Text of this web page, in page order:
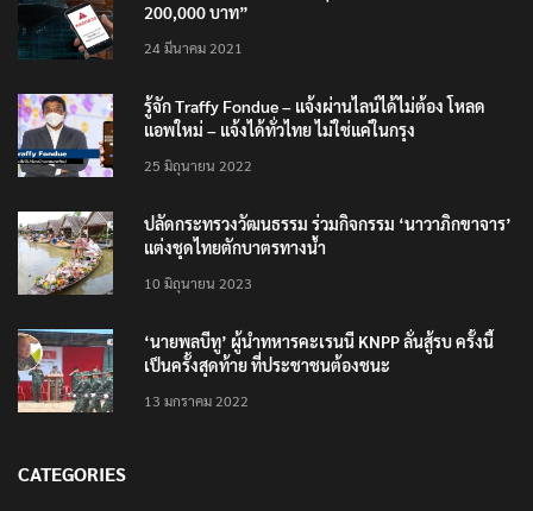
เตือนภัย SMS หลอกลวง “คุณฝากเงินสำเร็จแล้ว
24 มีนาคม 2021
รู้จัก Traffy Fondue – แจ้งผ่านไลน์ได้ไม่ต้อง โหลด
แอพใหม่ – แจ้งได้ทั่วไทย ไม่ใช่แค่ในกรุง
25 มิถุนายน 2022
ปลัดกระทรวงวัฒนธรรม ร่วมกิจกรรม ‘นาวาภิกขาจาร’
แต่งชุดไทยตักบาตรทางน้ำ
10 มิถุนายน 2023